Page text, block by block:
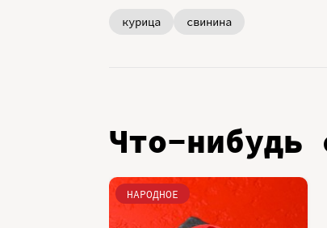
курица свинина
Что-нибудь
НАРОДНОЕ